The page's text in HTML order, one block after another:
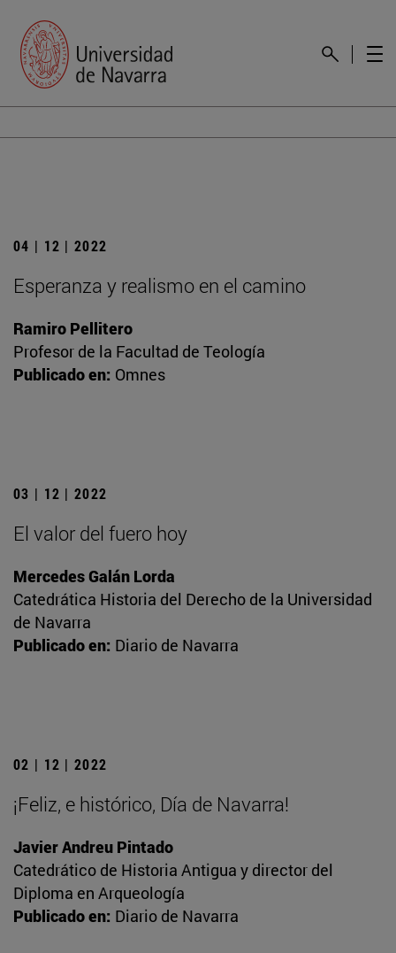
04 | 12 | 2022
Esperanza y realismo en el camino
Ramiro Pellitero
Profesor de la Facultad de Teología
Publicado en: Omnes
03 | 12 | 2022
El valor del fuero hoy
Mercedes Galán Lorda
Catedrática Historia del Derecho de la Universidad
de Navarra
Publicado en: Diario de Navarra
02 | 12 | 2022
¡Feliz, e histórico, Día de Navarra!
Javier Andreu Pintado
Catedrático de Historia Antigua y director del
Diploma en Arqueología
Publicado en: Diario de Navarra